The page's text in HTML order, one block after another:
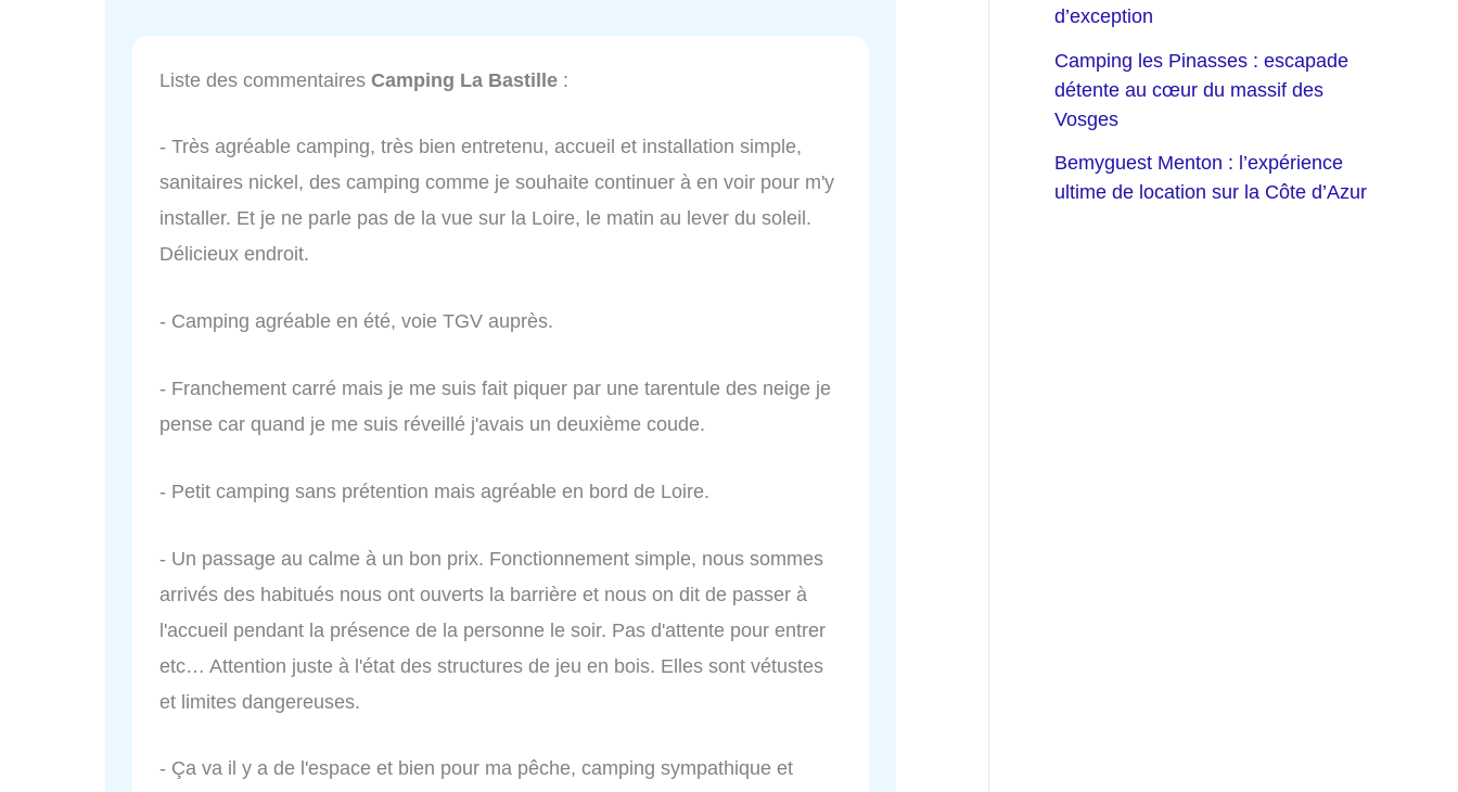
Liste des commentaires Camping La Bastille :
- Très agréable camping, très bien entretenu, accueil et installation simple,
sanitaires nickel, des camping comme je souhaite continuer à en voir pour m'y
installer. Et je ne parle pas de la vue sur la Loire, le matin au lever du soleil.
Délicieux endroit.
- Camping agréable en été, voie TGV auprès.
- Franchement carré mais je me suis fait piquer par une tarentule des neige je
pense car quand je me suis réveillé j'avais un deuxième coude.
- Petit camping sans prétention mais agréable en bord de Loire.
- Un passage au calme à un bon prix. Fonctionnement simple, nous sommes
arrivés des habitués nous ont ouverts la barrière et nous on dit de passer à
l'accueil pendant la présence de la personne le soir. Pas d'attente pour entrer
etc… Attention juste à l'état des structures de jeu en bois. Elles sont vétustes
et limites dangereuses.
- Ça va il y a de l'espace et bien pour ma pêche, camping sympathique et
d’exception
Camping les Pinasses : escapade
détente au cœur du massif des
Vosges
Bemyguest Menton : l’expérience
ultime de location sur la Côte d’Azur